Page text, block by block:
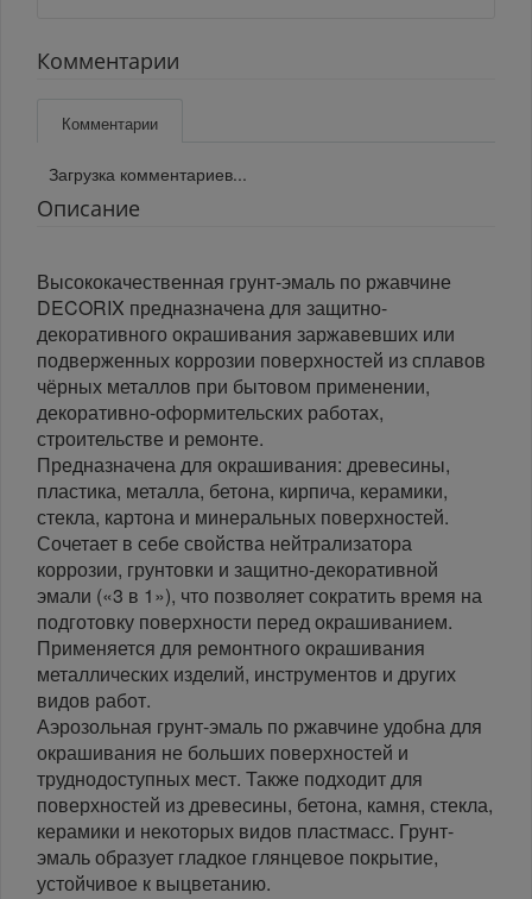
Комментарии
Комментарии
Загрузка комментариев...
Описание
Высококачественная грунт-эмаль по ржавчине
DECORIX предназначена для защитно-
декоративного окрашивания заржавевших или
подверженных коррозии поверхностей из сплавов
чёрных металлов при бытовом применении,
декоративно-оформительских работах,
строительстве и ремонте.
Предназначена для окрашивания: древесины,
пластика, металла, бетона, кирпича, керамики,
стекла, картона и минеральных поверхностей.
Сочетает в себе свойства нейтрализатора
коррозии, грунтовки и защитно-декоративной
эмали («3 в 1»), что позволяет сократить время на
подготовку поверхности перед окрашиванием.
Применяется для ремонтного окрашивания
металлических изделий, инструментов и других
видов работ.
Аэрозольная грунт-эмаль по ржавчине удобна для
окрашивания не больших поверхностей и
труднодоступных мест. Также подходит для
поверхностей из древесины, бетона, камня, стекла,
керамики и некоторых видов пластмасс. Грунт-
эмаль образует гладкое глянцевое покрытие,
устойчивое к выцветанию.